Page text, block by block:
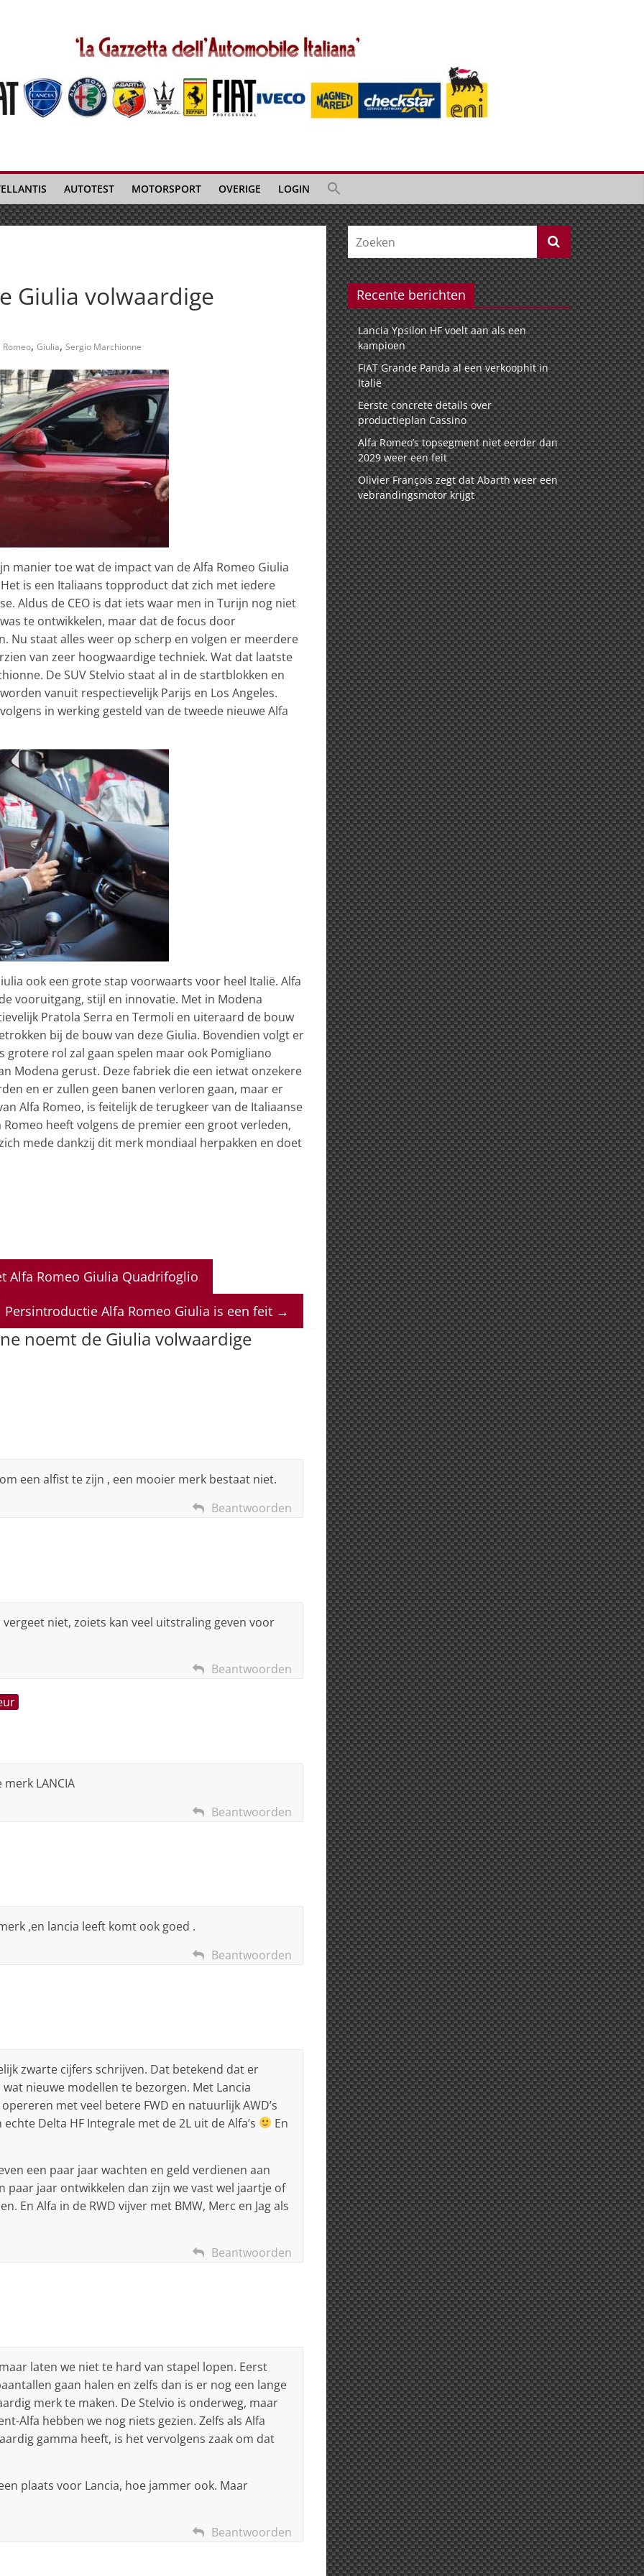
AUTOTEST MOTORSPORT OVERIGE LOGIN
Giulia volwaardige
Romeo, Giulia, Sergio Marchionne
manier toe wat de impact van de Alfa Romeo Giulia
is een Italiaans topproduct dat zich met iedere
Aldus de CEO is dat iets waar men in Turijn nog niet
te ontwikkelen, maar dat de focus door
Nu staat alles weer op scherp en volgen er meerdere
van zeer hoogwaardige techniek. Wat dat laatste
De SUV Stelvio staat al in de startblokken en
vanuit respectievelijk Parijs en Los Angeles.
in werking gesteld van de tweede nieuwe Alfa
ook een grote stap voorwaarts voor heel Italië. Alfa
vooruitgang, stijl en innovatie. Met in Modena
Pratola Serra en Termoli en uiteraard de bouw
bij de bouw van deze Giulia. Bovendien volgt er
rol zal gaan spelen maar ook Pomigliano
Modena gerust. Deze fabriek die een ietwat onzekere
en er zullen geen banen verloren gaan, maar er
Alfa Romeo, is feitelijk de terugkeer van de Italiaanse
heeft volgens de premier een groot verleden,
mede dankzij dit merk mondiaal herpakken en doet
Alfa Romeo Giulia Quadrifoglio
Persintroductie Alfa Romeo Giulia is een feit →
noemt de Giulia volwaardige
een alfist te zijn , een mooier merk bestaat niet.
Beantwoorden
niet, zoiets kan veel uitstraling geven voor
Beantwoorden
LANCIA
Beantwoorden
,en lancia leeft komt ook goed .
Beantwoorden
zwarte cijfers schrijven. Dat betekend dat er
nieuwe modellen te bezorgen. Met Lancia
met veel betere FWD en natuurlijk AWD’s
Delta HF Integrale met de 2L uit de Alfa’s
En
een paar jaar wachten en geld verdienen aan
paar jaar ontwikkelen dan zijn we vast wel jaartje of
En Alfa in de RWD vijver met BMW, Merc en Jag als
Beantwoorden
laten we niet te hard van stapel lopen. Eerst
gaan halen en zelfs dan is er nog een lange
merk te maken. De Stelvio is onderweg, maar
Alfa hebben we nog niets gezien. Zelfs als Alfa
gamma heeft, is het vervolgens zaak om dat
plaats voor Lancia, hoe jammer ook. Maar
Beantwoorden
Recente berichten
Lancia Ypsilon HF voelt aan als een
kampioen
FIAT Grande Panda al een verkoophit in
Italië
Eerste concrete details over
productieplan Cassino
Alfa Romeo’s topsegment niet eerder dan
2029 weer een feit
Olivier François zegt dat Abarth weer een
vebrandingsmotor krijgt